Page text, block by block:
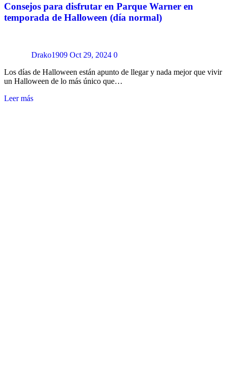
Consejos para disfrutar en Parque Warner en
temporada de Halloween (día normal)
Drako1909 Oct 29, 2024 0
Los días de Halloween están apunto de llegar y nada mejor que vivir
un Halloween de lo más único que…
Leer más